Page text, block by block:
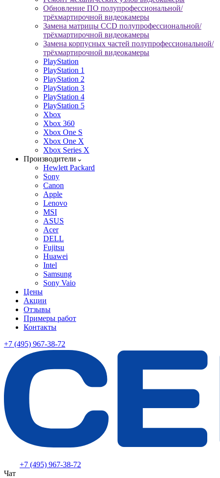
Обновление ПО полупрофессиональной/
трёхмартирочной видеокамеры
Замена матрицы CCD полупрофессиональной/
трёхмартирочной видеокамеры
Замена корпусных частей полупрофессиональной/
трёхмартирочной видеокамеры
PlayStation
PlayStation 1
PlayStation 2
PlayStation 3
PlayStation 4
PlayStation 5
Xbox
Xbox 360
Xbox One S
Xbox One X
Xbox Series X
Производители
Hewlett Packard
Sony
Canon
Apple
Lenovo
MSI
ASUS
Acer
DELL
Fujitsu
Huawei
Intel
Samsung
Sony Vaio
Цены
Акции
Отзывы
Примеры работ
Контакты
+7 (495) 967-38-72
+7 (495) 967-38-72
Чат